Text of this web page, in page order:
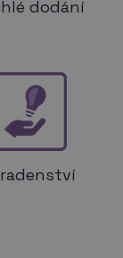
dodání